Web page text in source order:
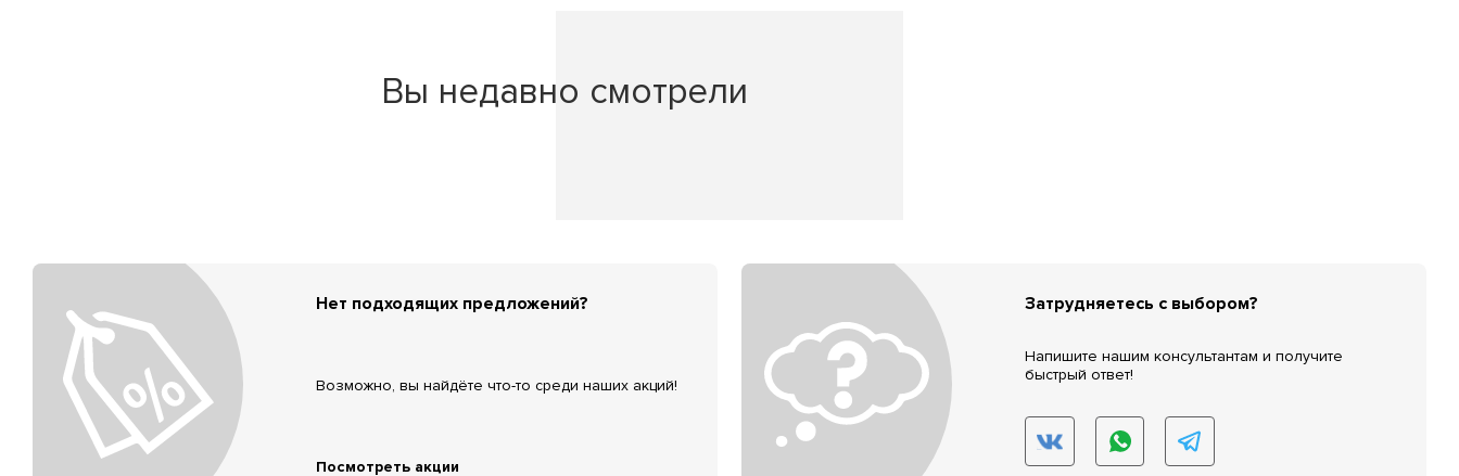
Вы недавно смотрели
Нет подходящих предложений?
Возможно, вы найдёте что-то среди наших акций!
Посмотреть акции
Затрудняетесь с выбором?
Напишите нашим консультантам и получите
быстрый ответ!